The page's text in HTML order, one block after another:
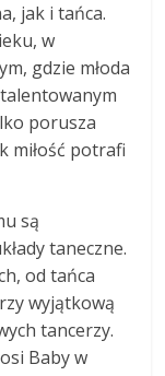
jak i tańca.
w
gdzie młoda
porusza
miłość potrafi
są
taneczne.
od tańca
wyjątkową
tancerzy.
Baby w